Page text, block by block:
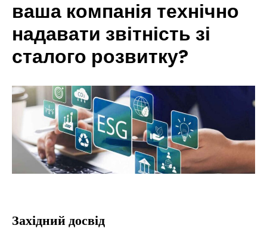
ваша компанія технічно
надавати звітність зі
сталого розвитку?
Західний досвід